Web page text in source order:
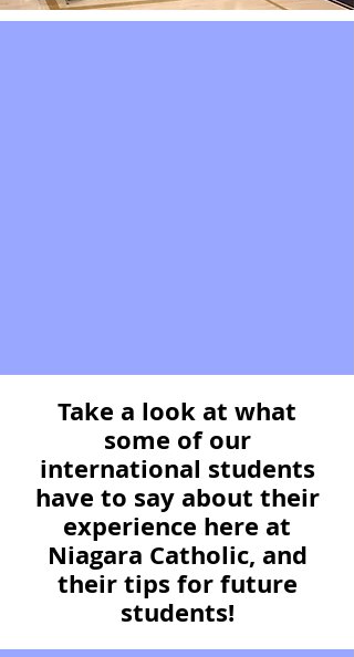
Take a look at what
some of our
international students
have to say about their
experience here at
Niagara Catholic, and
their tips for future
students!